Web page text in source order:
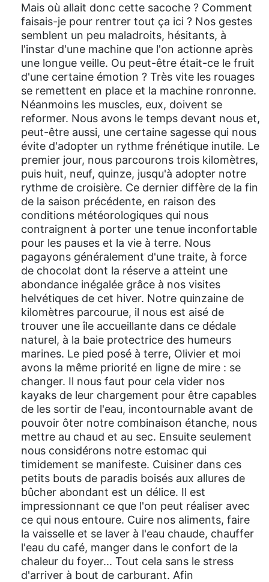
Mais où allait donc cette sacoche ? Comment
faisais-je pour rentrer tout ça ici ? Nos gestes
semblent un peu maladroits, hésitants, à
l'instar d'une machine que l'on actionne après
une longue veille. Ou peut-être était-ce le fruit
d'une certaine émotion ? Très vite les rouages
se remettent en place et la machine ronronne.
Néanmoins les muscles, eux, doivent se
reformer. Nous avons le temps devant nous et,
peut-être aussi, une certaine sagesse qui nous
évite d'adopter un rythme frénétique inutile. Le
premier jour, nous parcourons trois kilomètres,
puis huit, neuf, quinze, jusqu'à adopter notre
rythme de croisière. Ce dernier diffère de la fin
de la saison précédente, en raison des
conditions météorologiques qui nous
contraignent à porter une tenue inconfortable
pour les pauses et la vie à terre. Nous
pagayons généralement d'une traite, à force
de chocolat dont la réserve a atteint une
abondance inégalée grâce à nos visites
helvétiques de cet hiver. Notre quinzaine de
kilomètres parcourue, il nous est aisé de
trouver une île accueillante dans ce dédale
naturel, à la baie protectrice des humeurs
marines. Le pied posé à terre, Olivier et moi
avons la même priorité en ligne de mire : se
changer. Il nous faut pour cela vider nos
kayaks de leur chargement pour être capables
de les sortir de l'eau, incontournable avant de
pouvoir ôter notre combinaison étanche, nous
mettre au chaud et au sec. Ensuite seulement
nous considérons notre estomac qui
timidement se manifeste. Cuisiner dans ces
petits bouts de paradis boisés aux allures de
bûcher abondant est un délice. Il est
impressionnant ce que l'on peut réaliser avec
ce qui nous entoure. Cuire nos aliments, faire
la vaisselle et se laver à l'eau chaude, chauffer
l'eau du café, manger dans le confort de la
chaleur du foyer... Tout cela sans le stress
d'arriver à bout de carburant. Afin